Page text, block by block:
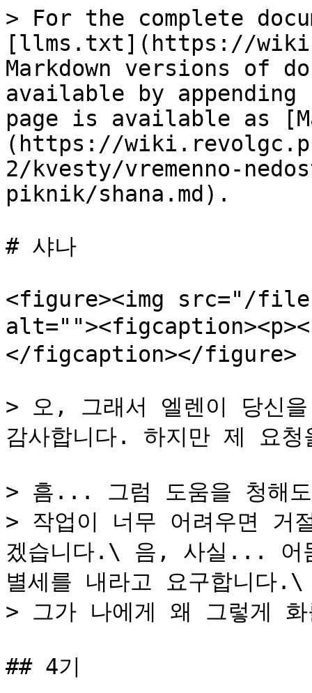
> For the complete
[llms.txt](https://
Markdown versions of
available by
page is available as
(https://
2/kvesty/vremenno-
piknik/shana.md).
# 샤나
<figure><img src="/files/
</figcaption></figure>
> 오, 그래서 엘렌이 당신
감사합니다. 하지만 제 요
> 흠... 그럼 도움을 청해
> 작업이 너무 어려우면 거
겠습니다.\ 음, 사실... 어
별세를 내라고 요구합니다.\
> 그가 나에게 왜 그렇게
## 4기